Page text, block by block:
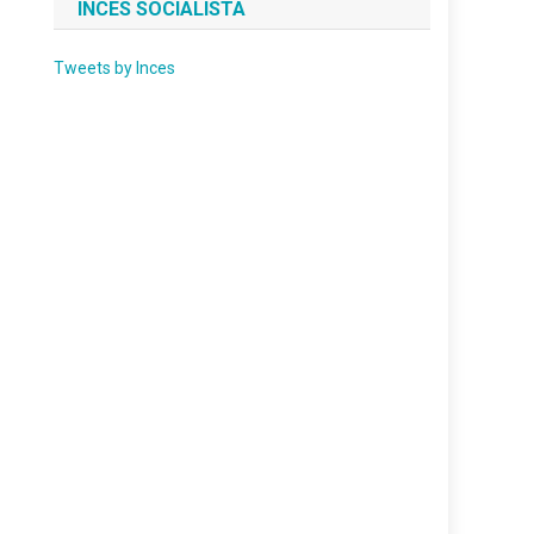
INCES SOCIALISTA
Tweets by Inces